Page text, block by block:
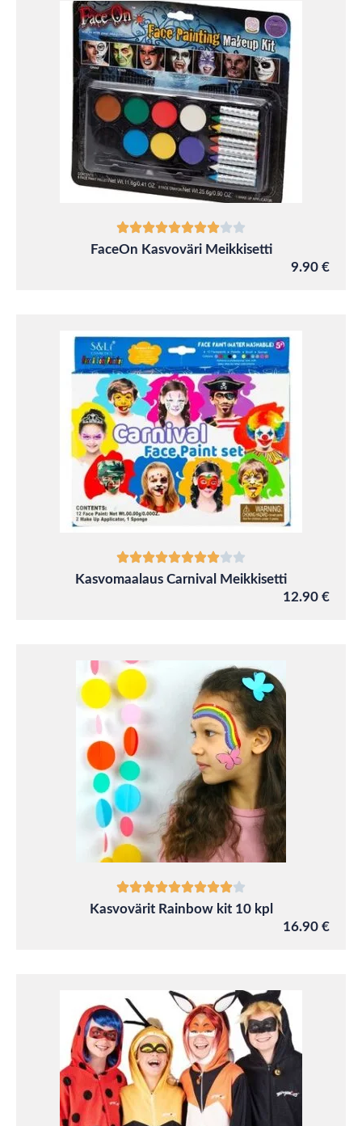
FaceOn Kasvoväri Meikkisetti
9.90 €
Kasvomaalaus Carnival Meikkisetti
12.90 €
Kasvovärit Rainbow kit 10 kpl
16.90 €